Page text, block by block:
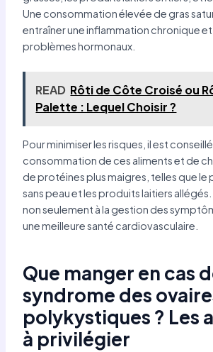
Une consommation élevée de gras
entraîner une inflammation chronique
problèmes hormonaux.
READ Rôti de Côte Croisé ou
Palette : Lequel Choisir ?
Pour minimiser les risques, il est
consommation de ces aliments et de
de protéines plus maigres, telles que le
sans peau et les produits laitiers
non seulement à la gestion des
une meilleure santé cardiovasculaire.
Que manger en cas
syndrome des
polykystiques ? Les
à privilégier